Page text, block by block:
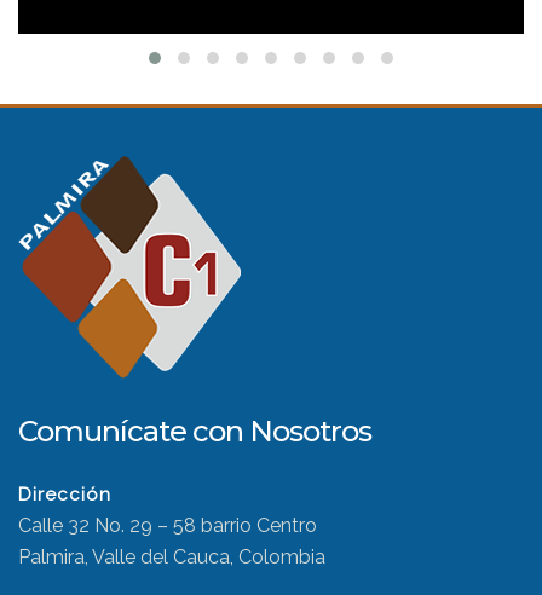
Comunícate con Nosotros
Dirección
Calle 32 No. 29 – 58 barrio Centro
Palmira, Valle del Cauca, Colombia